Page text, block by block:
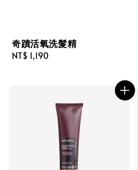
奇蹟活氧洗髮精
Regular
NT$ 1,190